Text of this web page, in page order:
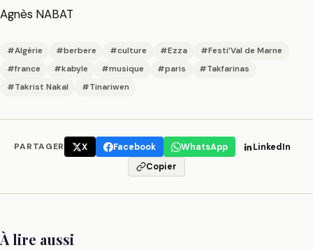
Agnès NABAT
#Algérie #berbere #culture #Ezza
#Festi’Val de Marne
#france
#kabyle #musique #paris
#Takfarinas
#Takrist Nakal
#Tinariwen
PARTAGER X Facebook WhatsApp
LinkedIn
Copier
À lire aussi